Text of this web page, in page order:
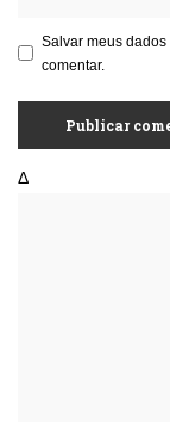
Salvar meus
comentar.
Δ